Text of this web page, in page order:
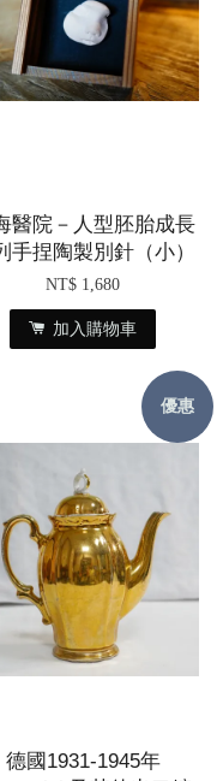
醫院－人型胚胎成長
手捏陶製別針（小）
NT$ 1,680
加入購物車
優惠
德國1931-1945年